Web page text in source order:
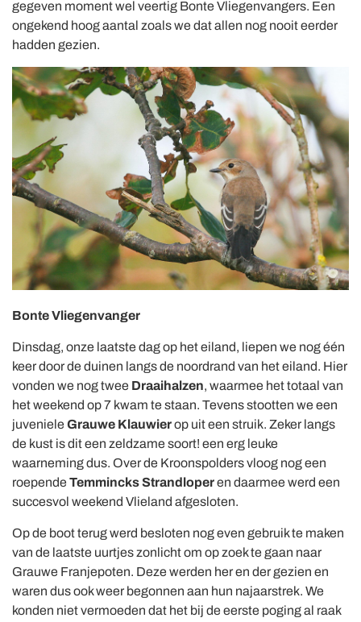
gegeven moment wel veertig Bonte Vliegenvangers. Een
ongekend hoog aantal zoals we dat allen nog nooit eerder
hadden gezien.
Bonte Vliegenvanger
Dinsdag, onze laatste dag op het eiland, liepen we nog één
keer door de duinen langs de noordrand van het eiland. Hier
vonden we nog twee Draaihalzen, waarmee het totaal van
het weekend op 7 kwam te staan. Tevens stootten we een
juvenieleGrauwe Klauwierop uit een struik. Zeker langs
de kust is dit een zeldzame soort! een erg leuke
waarneming dus. Over de Kroonspolders vloog nog een
roependeTemmincks Strandloperen daarmee werd een
succesvol weekend Vlieland afgesloten.
Op de boot terug werd besloten nog even gebruik te maken
van de laatste uurtjes zonlicht om op zoek te gaan naar
Grauwe Franjepoten. Deze werden her en der gezien en
waren dus ook weer begonnen aan hun najaarstrek. We
konden niet vermoeden dat het bij de eerste poging al raak